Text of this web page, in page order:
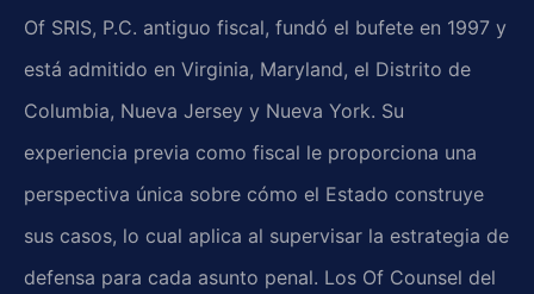
Of SRIS, P.C. antiguo fiscal, fundó el bufete en 1997 y
está admitido en Virginia, Maryland, el Distrito de
Columbia, Nueva Jersey y Nueva York. Su
experiencia previa como fiscal le proporciona una
perspectiva única sobre cómo el Estado construye
sus casos, lo cual aplica al supervisar la estrategia de
defensa para cada asunto penal. Los Of Counsel del